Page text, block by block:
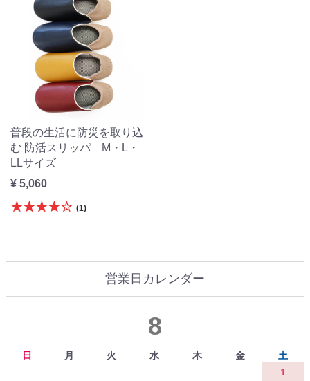
普段の生活に防災を取り込
む 防活スリッパ M・L・
LLサイズ
¥ 5,060
★★★★☆ (1)
営業日カレンダー
8
日 月 火 水 木 金
土
1